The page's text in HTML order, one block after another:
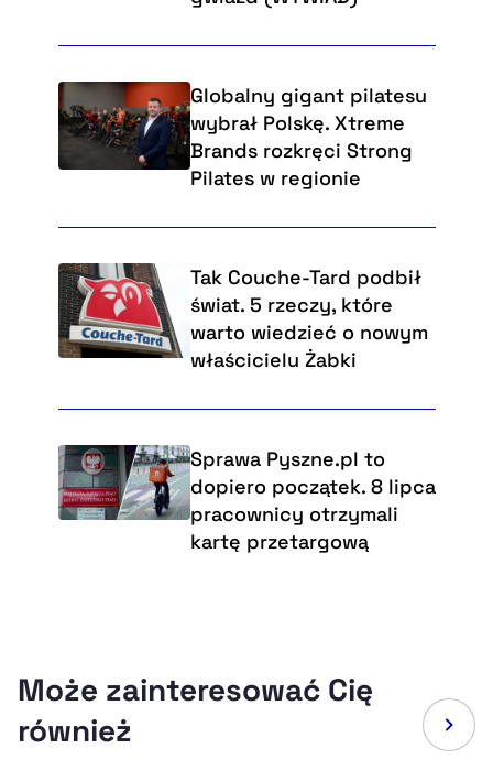
Globalny gigant pilatesu
wybrał Polskę. Xtreme
Brands rozkręci Strong
Pilates w regionie
Tak Couche-Tard podbił
świat. 5 rzeczy, które
warto wiedzieć o nowym
właścicielu Żabki
Sprawa Pyszne.pl to
dopiero początek. 8 lipca
pracownicy otrzymali
kartę przetargową
Może zainteresować Cię
również